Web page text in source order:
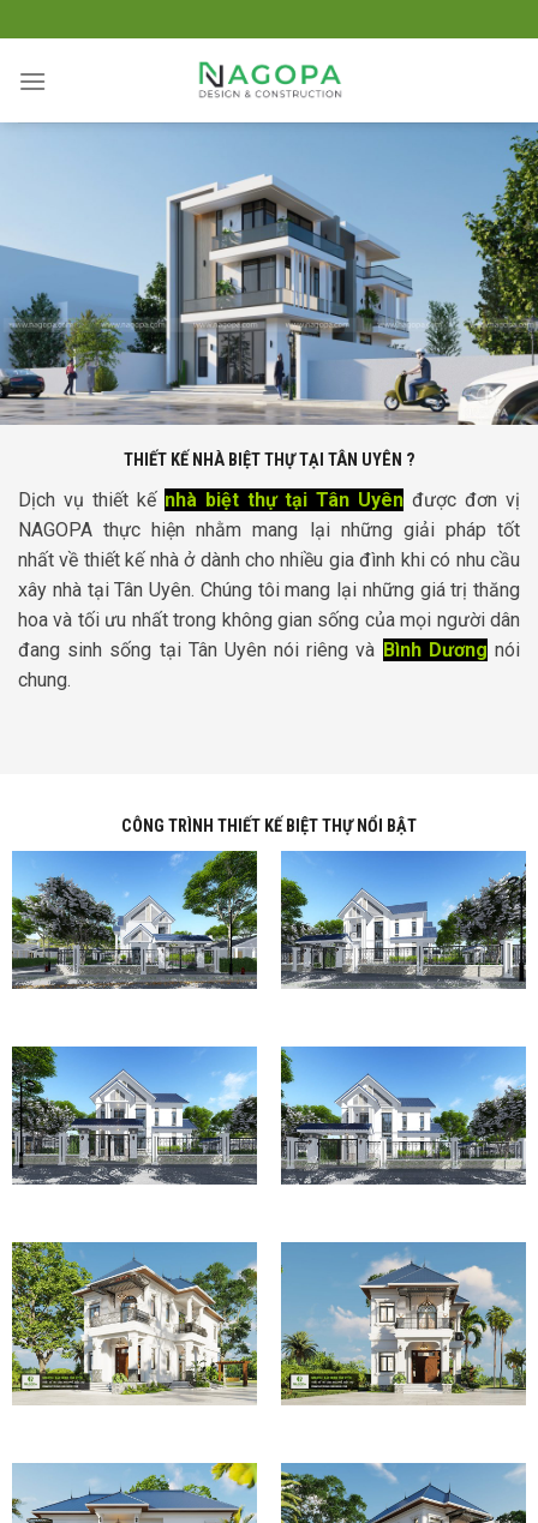
to
content
THIẾT KẾ NHÀ BIỆT THỰ TẠI TÂN UYÊN ?
Dịch vụ thiết kế nhà biệt thự tại Tân Uyên được đơn vị
NAGOPA thực hiện nhằm mang lại những giải pháp tốt
nhất về thiết kế nhà ở dành cho nhiều gia đình khi có nhu cầu
xây nhà tại Tân Uyên. Chúng tôi mang lại những giá trị thăng
hoa và tối ưu nhất trong không gian sống của mọi người dân
đang sinh sống tại Tân Uyên nói riêng và Bình Dương nói
chung.
CÔNG TRÌNH THIẾT KẾ BIỆT THỰ NỔI BẬT